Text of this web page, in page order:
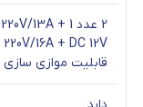
قابلیت موازی سازی